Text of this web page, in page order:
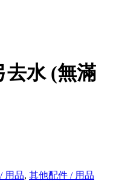
去水 (無滿
用品, 其他配件 / 用品